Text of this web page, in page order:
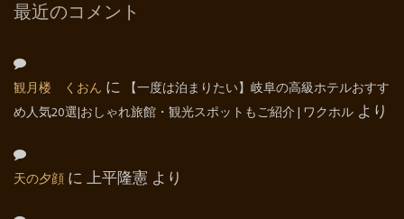
最近のコメント
観月楼 くおん に
【一度は泊まりたい】岐阜の高級ホテルおすす
め人気20選|おしゃれ旅館・観光スポットもご紹介 | ワクホル より
天の夕顔 に 上平隆憲 より